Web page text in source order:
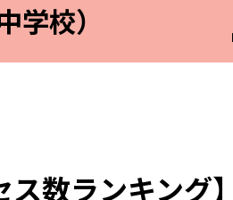
学校）
ス数ランキン